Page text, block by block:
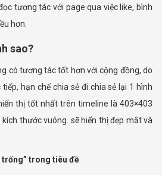
tương tác với page qua việc like, bình
hơn.
sao?
có tương tác tốt hơn với cộng đồng, do
hạn chế chia sẻ đi chia sẻ lại 1 hình
thị tốt nhất trên timeline là 403×403
thước vuông. sẽ hiển thị đẹp mắt và
trống” trong tiêu đề